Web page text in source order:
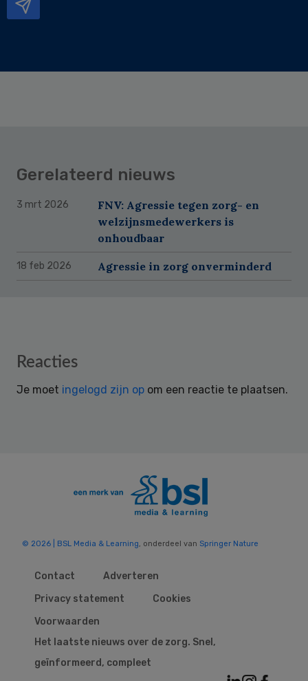
Gerelateerd nieuws
3 mrt 2026
FNV: Agressie tegen zorg- en
welzijnsmedewerkers is
onhoudbaar
18 feb 2026 Agressie in zorg onverminderd
Reader
Reacties
Je moet ingelogd zijn op om een reactie te plaatsen.
© 2026 | BSL Media & Learning, onderdeel van Springer Nature
Contact
Adverteren
Privacy statement
Cookies
Voorwaarden
Het laatste nieuws over de zorg. Snel,
geïnformeerd, compleet